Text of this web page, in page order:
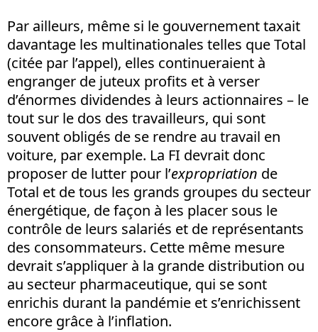
Par ailleurs, même si le gouvernement taxait
davantage les multinationales telles que Total
(citée par l’appel), elles continueraient à
engranger de juteux profits et à verser
d’énormes dividendes à leurs actionnaires – le
tout sur le dos des travailleurs, qui sont
souvent obligés de se rendre au travail en
voiture, par exemple. La FI devrait donc
proposer de lutter pour l’expropriation de
Total et de tous les grands groupes du secteur
énergétique, de façon à les placer sous le
contrôle de leurs salariés et de représentants
des consommateurs. Cette même mesure
devrait s’appliquer à la grande distribution ou
au secteur pharmaceutique, qui se sont
enrichis durant la pandémie et s’enrichissent
encore grâce à l’inflation.